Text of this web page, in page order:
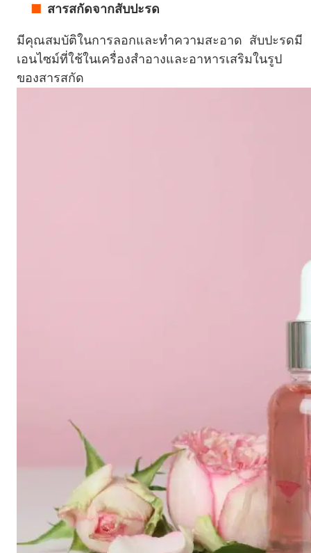
สารสกัดจากสับปะรด
มีคุณสมบัติในการลอกและทำความสะอาด สับปะรดมี
เอนไซม์ที่ใช้ในเครื่องสำอางและอาหารเสริมในรูป
ของสารสกัด